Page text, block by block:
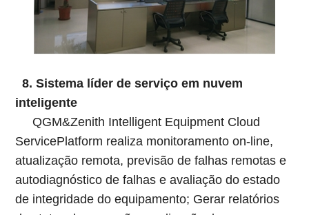
8. Sistema líder de serviço em nuvem
inteligente
QGM&Zenith Intelligent Equipment Cloud
ServicePlatform realiza monitoramento on-line,
atualização remota, previsão de falhas remotas e
autodiagnóstico de falhas e avaliação do estado
de integridade do equipamento; Gerar relatórios